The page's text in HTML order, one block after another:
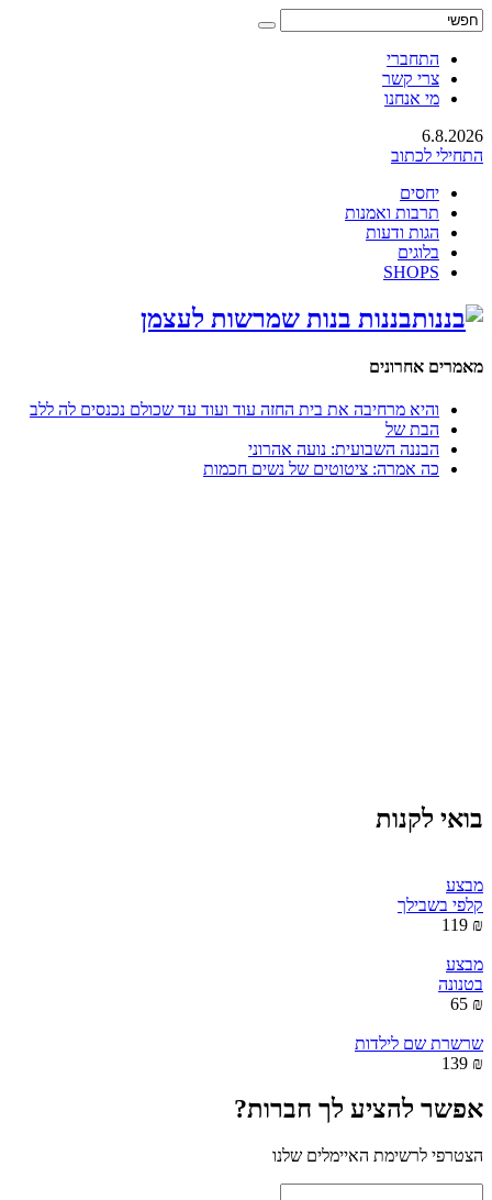
התחברי
צרי קשר
מי אנחנו
6.8.2026
התחילי לכתוב
יחסים
תרבות ואמנות
הגות ודעות
בלוגים
SHOPS
בננות בנות שמרשות לעצמן
מאמרים אחרונים
והיא מרחיבה את בית החזה עוד ועוד עד שכולם נכנסים לה ללב
הבת של
הבננה השבועית: נועה אהרוני
כה אמרה: ציטוטים של נשים חכמות
בואי לקנות
מבצע
קלפי בשבילך
₪ 119
מבצע
בטנונה
₪ 65
שרשרת שם לילדות
₪ 139
אפשר להציע לך חברות?
הצטרפי לרשימת האיימלים שלנו